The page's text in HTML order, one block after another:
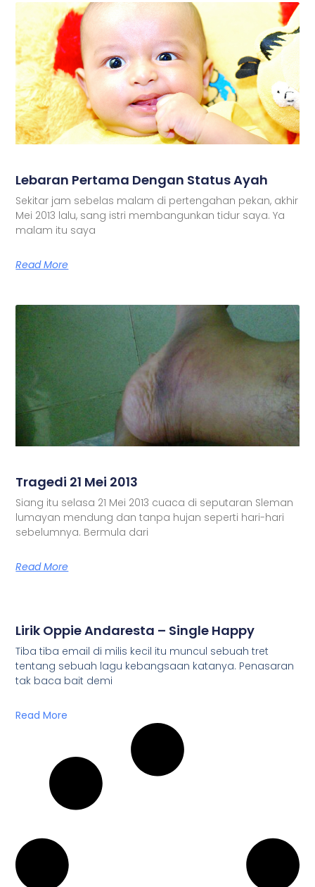
Lebaran Pertama Dengan Status Ayah
Sekitar jam sebelas malam di pertengahan pekan, akhir
Mei 2013 lalu, sang istri membangunkan tidur saya. Ya
malam itu saya
Read More
Tragedi 21 Mei 2013
Siang itu selasa 21 Mei 2013 cuaca di seputaran Sleman
lumayan mendung dan tanpa hujan seperti hari-hari
sebelumnya. Bermula dari
Read More
Lirik Oppie Andaresta – Single Happy
Tiba tiba email di milis kecil itu muncul sebuah tret
tentang sebuah lagu kebangsaan katanya. Penasaran
tak baca bait demi
Read More